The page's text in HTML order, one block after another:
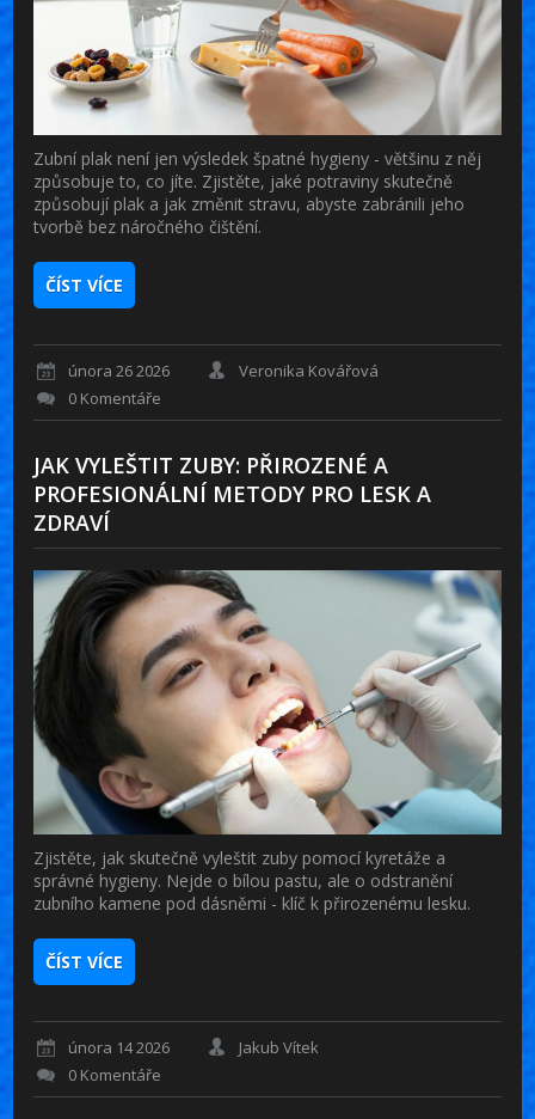
Zubní plak není jen výsledek špatné hygieny - většinu z něj
způsobuje to, co jíte. Zjistěte, jaké potraviny skutečně
způsobují plak a jak změnit stravu, abyste zabránili jeho
tvorbě bez náročného čištění.
ČÍST VÍCE
února 26 2026
Veronika Kovářová
0 Komentáře
JAK VYLEŠTIT ZUBY: PŘIROZENÉ A
PROFESIONÁLNÍ METODY PRO LESK A
ZDRAVÍ
Zjistěte, jak skutečně vyleštit zuby pomocí kyretáže a
správné hygieny. Nejde o bílou pastu, ale o odstranění
zubního kamene pod dásněmi - klíč k přirozenému lesku.
ČÍST VÍCE
února 14 2026
Jakub Vítek
0 Komentáře